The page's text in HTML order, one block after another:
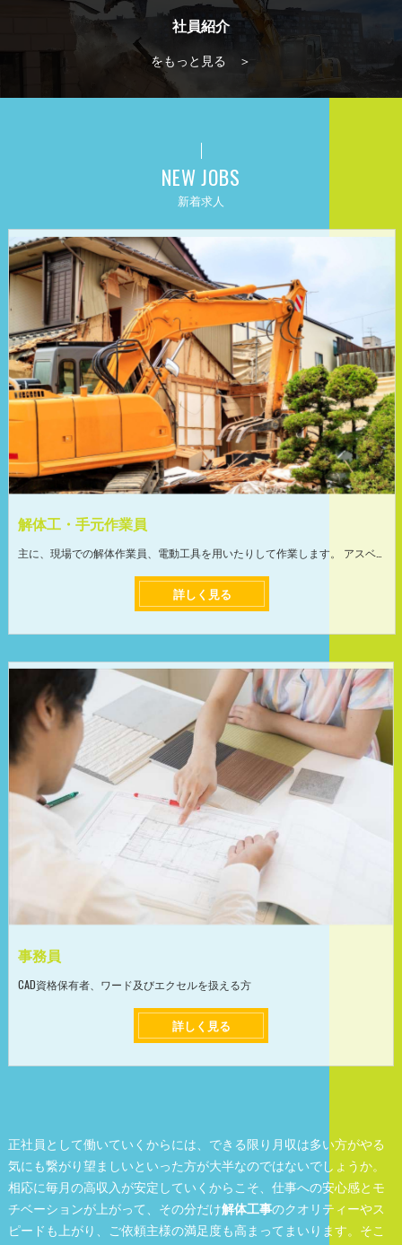
社員紹介
をもっと見る ＞
新着求人
NEW JOBS
解体工・手元作業員
主に、現場での解体作業員、電動工具を用いたりして作業します。 アスベスト工事は防護マスクを着用してアスベスト除去作業を行うので、安心して作業に取り組めます。関東全域での仕事になります。 気持ちよく働いてもらいたいので体調も考慮しつつ、最適なシフトスケジュールを組みますのでご安心下さい。 業務拡大による募集のため、仕事量も収入も安定しています！ ＜前職より月給が上がった方社員も在籍＞ 当社では、仕事量が減ってしまう事が無いように、豊富な業務量と取引先と提携しています。現在、仕事が余りすぎていて困っています。 月給が10万~20万円アップして生活が変わった方、収入が安定した方など、仕事を頑張った分だけプライベートの充実が可能です! ＜未経験の方も安心して働ける環境＞ 入社後、先輩と同行しながら作業方法など、知識やスキルなどの業務を教えていきます。 イチから丁寧に指導しますので未経験の方やブランクのある方でも安心してお仕事できます。 頼れる先輩ばかりなので質問もしやすく、働きやすい環境です! ちょっとしたコツさえ掴めば重い建築資材も軽々運ぶことができるように!
詳しく見る
事務員
CAD資格保有者、ワード及びエクセルを扱える方
詳しく見る
正社員として働いていくからには、できる限り月収は多い方がやる
気にも繋がり望ましいといった方が大半なのではないでしょうか。
相応に毎月の高収入が安定していくからこそ、仕事への安心感とモ
チベーションが上がって、その分だけ解体工事のクオリティーやス
ピードも上がり、ご依頼主様の満足度も高まってまいります。そこ